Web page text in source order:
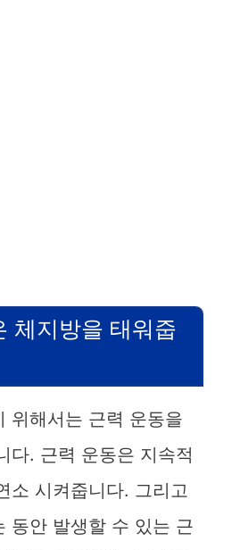
체지방을 태워줍
위해서는 근력 운동을
다. 근력 운동은 지속적
소 시켜줍니다. 그리고
동안 발생할 수 있는 근